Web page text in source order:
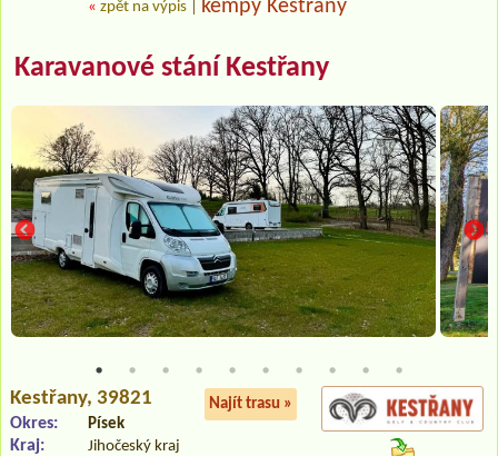
« zpět na výpis kempy Kestřany
Karavanové stání Kestřany
Kestřany, 39821 Najít trasu »
Okres: Písek
Kraj: Jihočeský kraj